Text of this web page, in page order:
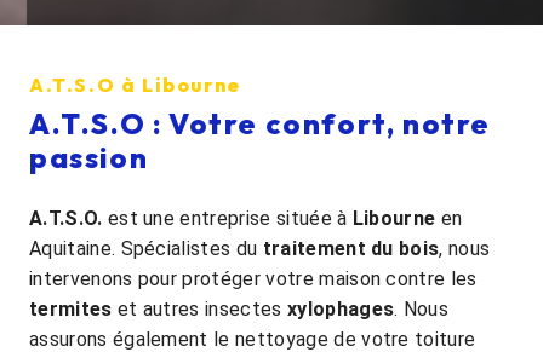
A.T.S.O à Libourne
A.T.S.O : Votre confort, notre
passion
A.T.S.O. est une entreprise située à Libourne en
Aquitaine. Spécialistes du traitement du bois, nous
intervenons pour protéger votre maison contre les
termites et autres insectes xylophages. Nous
assurons également le nettoyage de votre toiture